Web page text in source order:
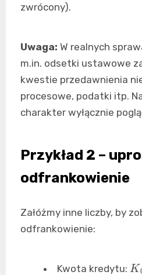
zwrócony).
Uwaga: W realnych
m.in. odsetki ustawowe
kwestie przedawnienia
procesowe, podatki itp.
charakter wyłącznie
Przykład 2 –
odfrankowienie
Załóżmy inne liczby, by
odfrankowienie:
Kwota kredytu: K0